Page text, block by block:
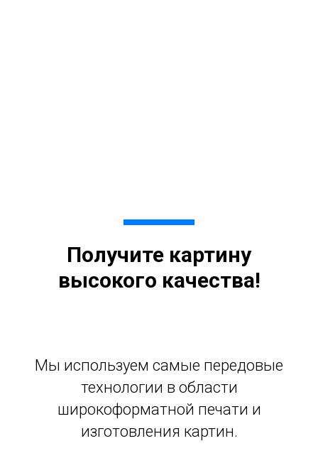
Получите картину
высокого качества!
Мы используем самые передовые
технологии в области
широкоформатной печати и
изготовления картин.